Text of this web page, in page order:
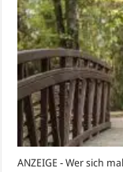
ANZEIGE - Wer sich